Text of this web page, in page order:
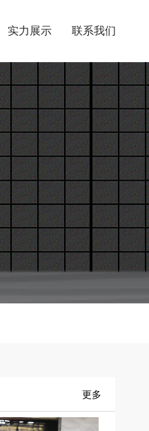
实力展示 联系我们
更多